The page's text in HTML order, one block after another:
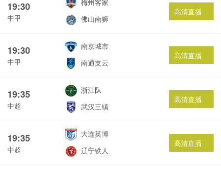
19:30
中甲
梅州客家
佛山南狮
高清直播
19:30
中甲
南京城市
南通支云
高清直播
19:35
中超
浙江队
武汉三镇
高清直播
19:35
中超
大连英博
辽宁铁人
高清直播